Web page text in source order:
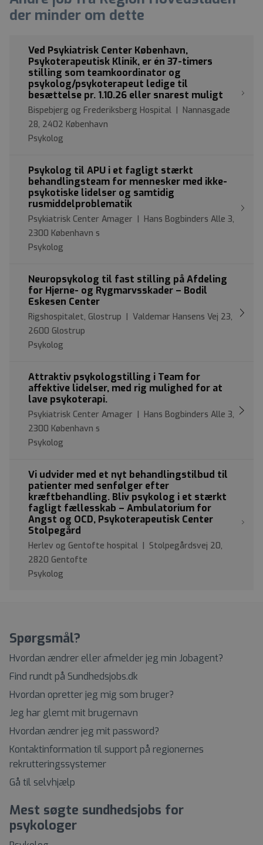
der minder om dette
Ved Psykiatrisk Center København,
Psykoterapeutisk Klinik, er én 37-timers
stilling som teamkoordinator og
psykolog/psykoterapeut ledige til
besættelse pr. 1.10.26 eller snarest muligt
Bispebjerg og Frederiksberg Hospital | Nannasgade
28, 2402 København
Psykolog
Psykolog til APU i et fagligt stærkt
behandlingsteam for mennesker med ikke-
psykotiske lidelser og samtidig
rusmiddelproblematik
Psykiatrisk Center Amager | Hans Bogbinders Alle 3,
2300 København s
Psykolog
Neuropsykolog til fast stilling på Afdeling
for Hjerne- og Rygmarvsskader – Bodil
Eskesen Center
Rigshospitalet, Glostrup | Valdemar Hansens Vej 23,
2600 Glostrup
Psykolog
Attraktiv psykologstilling i Team for
affektive lidelser, med rig mulighed for at
lave psykoterapi.
Psykiatrisk Center Amager | Hans Bogbinders Alle 3,
2300 København s
Psykolog
Vi udvider med et nyt behandlingstilbud til
patienter med senfølger efter
kræftbehandling. Bliv psykolog i et stærkt
fagligt fællesskab – Ambulatorium for
Angst og OCD, Psykoterapeutisk Center
Stolpegård
Herlev og Gentofte hospital | Stolpegårdsvej 20,
2820 Gentofte
Psykolog
Spørgsmål?
Hvordan ændrer eller afmelder jeg min Jobagent?
Find rundt på Sundhedsjobs.dk
Hvordan opretter jeg mig som bruger?
Jeg har glemt mit brugernavn
Hvordan ændrer jeg mit password?
Kontaktinformation til support på regionernes
rekrutteringssystemer
Gå til selvhjælp
Mest søgte sundhedsjobs for
psykologer